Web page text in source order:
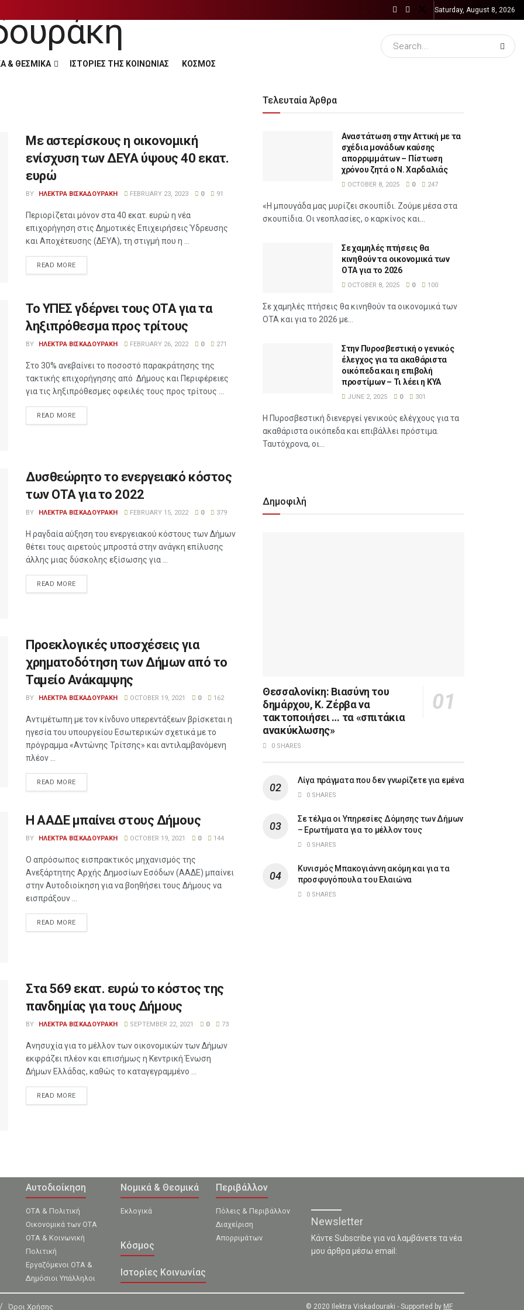
Saturday, August 8, 2026
& ΘΕΣΜΙΚΑ ΙΣΤΟΡΙΕΣ ΤΗΣ ΚΟΙΝΩΝΙΑΣ ΚΟΣΜΟΣ
Με αστερίσκους η οικονομική
ενίσχυση των ΔΕΥΑ ύψους 40 εκατ.
ευρώ
BY ΗΛΕΚΤΡΑ ΒΙΣΚΑΔΟΥΡΑΚΗ FEBRUARY 23, 2023 0 91
Περιορίζεται μόνον στα 40 εκατ. ευρώ η νέα
επιχορήγηση στις Δημοτικές Επιχειρήσεις Ύδρευσης
και Αποχέτευσης (ΔΕΥΑ), τη στιγμή που η ...
READ MORE
Το ΥΠΕΣ γδέρνει τους ΟΤΑ για τα
ληξιπρόθεσμα προς τρίτους
BY ΗΛΕΚΤΡΑ ΒΙΣΚΑΔΟΥΡΑΚΗ FEBRUARY 26, 2022 0 271
Στο 30% ανεβαίνει το ποσοστό παρακράτησης της
τακτικής επιχορήγησης από Δήμους και Περιφέρειες
για τις ληξιπρόθεσμες οφειλές τους προς τρίτους ...
READ MORE
Δυσθεώρητο το ενεργειακό κόστος
των ΟΤΑ για το 2022
BY ΗΛΕΚΤΡΑ ΒΙΣΚΑΔΟΥΡΑΚΗ FEBRUARY 15, 2022 0 379
Η ραγδαία αύξηση του ενεργειακού κόστους των Δήμων
θέτει τους αιρετούς μπροστά στην ανάγκη επίλυσης
άλλης μιας δύσκολης εξίσωσης για ...
READ MORE
Προεκλογικές υποσχέσεις για
χρηματοδότηση των Δήμων από το
Ταμείο Ανάκαμψης
BY ΗΛΕΚΤΡΑ ΒΙΣΚΑΔΟΥΡΑΚΗ OCTOBER 19, 2021 0 162
Αντιμέτωπη με τον κίνδυνο υπερεντάξεων βρίσκεται η
ηγεσία του υπουργείου Εσωτερικών σχετικά με το
πρόγραμμα «Αντώνης Τρίτσης» και αντιλαμβανόμενη
πλέον ...
READ MORE
Η ΑΑΔΕ μπαίνει στους Δήμους
BY ΗΛΕΚΤΡΑ ΒΙΣΚΑΔΟΥΡΑΚΗ OCTOBER 19, 2021 0 144
Ο απρόσωπος εισπρακτικός μηχανισμός της
Ανεξάρτητης Αρχής Δημοσίων Εσόδων (ΑΑΔΕ) μπαίνει
στην Αυτοδιοίκηση για να βοηθήσει τους Δήμους να
εισπράξουν ...
READ MORE
Στα 569 εκατ. ευρώ το κόστος της
πανδημίας για τους Δήμους
BY ΗΛΕΚΤΡΑ ΒΙΣΚΑΔΟΥΡΑΚΗ SEPTEMBER 22, 2021 0 73
Ανησυχία για το μέλλον των οικονομικών των Δήμων
εκφράζει πλέον και επισήμως η Κεντρική Ένωση
Δήμων Ελλάδας, καθώς το καταγεγραμμένο ...
READ MORE
Τελευταία Άρθρα
Αναστάτωση στην Αττική με τα
σχέδια μονάδων καύσης
απορριμμάτων – Πίστωση
χρόνου ζητά ο Ν. Χαρδαλιάς
OCTOBER 8, 2025 0 247
«Η μπουγάδα μας μυρίζει σκουπίδι. Ζούμε μέσα στα
σκουπίδια. Οι νεοπλασίες, ο καρκίνος και...
Σε χαμηλές πτήσεις θα
κινηθούν τα οικονομικά των
ΟΤΑ για το 2026
OCTOBER 8, 2025 0 100
Σε χαμηλές πτήσεις θα κινηθούν τα οικονομικά των
ΟΤΑ και για το 2026 με...
Στην Πυροσβεστική ο γενικός
έλεγχος για τα ακαθάριστα
οικόπεδα και η επιβολή
προστίμων – Τι λέει η ΚΥΑ
JUNE 2, 2025 0 301
Η Πυροσβεστική διενεργεί γενικούς ελέγχους για τα
ακαθάριστα οικόπεδα και επιβάλλει πρόστιμα.
Ταυτόχρονα, οι...
Δημοφιλή
Θεσσαλονίκη: Βιασύνη του
δημάρχου, Κ. Ζέρβα να
τακτοποιήσει … τα «σπιτάκια
ανακύκλωσης»
0 SHARES
Λίγα πράγματα που δεν γνωρίζετε για εμένα
0 SHARES
Σε τέλμα οι Υπηρεσίες Δόμησης των Δήμων
– Ερωτήματα για το μέλλον τους
0 SHARES
Κυνισμός Μπακογιάννη ακόμη και για τα
προσφυγόπουλα του Ελαιώνα
0 SHARES
Αυτοδιοίκηση
ΟΤΑ & Πολιτική
Οικονομικά των ΟΤΑ
ΟΤΑ & Κοινωνική
Πολιτική
Εργαζόμενοι ΟΤΑ &
Δημόσιοι Υπάλληλοι
Νομικά & Θεσμικά
Εκλογικά
Κόσμος
Ιστορίες Κοινωνίας
Περιβάλλον
Πόλεις & Περιβάλλον
Διαχείριση
Απορριμάτων
Newsletter
Κάντε Subscribe για να λαμβάνετε τα νέα
μου άρθρα μέσω email:
Όροι Χρήσης © 2020 Ilektra Viskadouraki - Supported by MF